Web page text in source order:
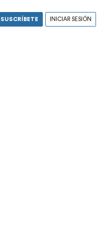
SUSCRÍBETE INICIAR SESIÓN